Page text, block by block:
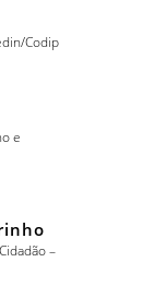
Codip
e
–